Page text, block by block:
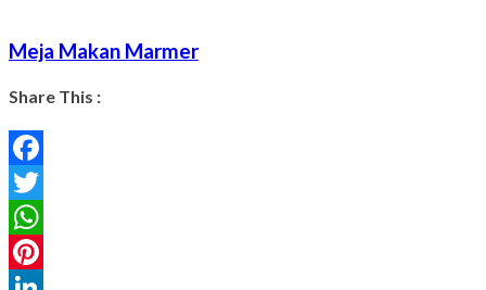
Meja Makan Marmer
Share This :
Facebook
Twitter
WhatsApp
Pinterest